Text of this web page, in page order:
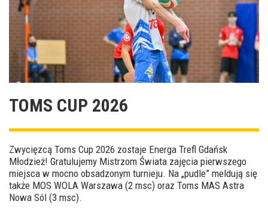
TOMS CUP 2026
Zwycięzcą Toms Cup 2026 zostaje Energa Trefl Gdańsk
Młodzież! Gratulujemy Mistrzom Świata zajęcia pierwszego
miejsca w mocno obsadzonym turnieju. Na „pudle” meldują się
także MOS WOLA Warszawa (2 msc) oraz Toms MAS Astra
Nowa Sól (3 msc).